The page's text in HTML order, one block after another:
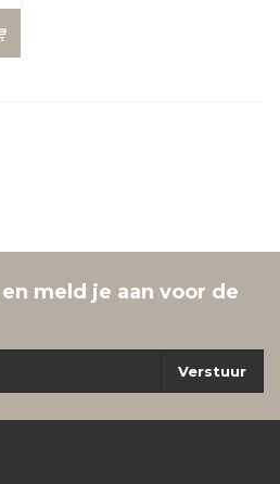
meld je aan voor de
Verstuur